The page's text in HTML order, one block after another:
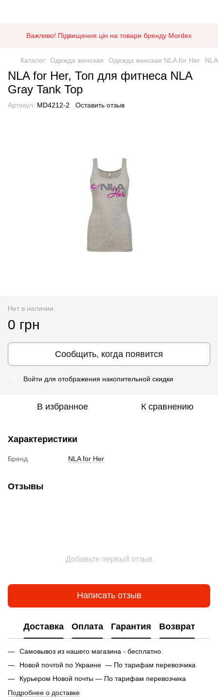
Важливо! Підвищення цін на товари бренду Mordex
Каталог Одежда женская Одежда женская NLA for Her
NLA for Her, Топ для фитнеса NLA
Gray Tank Top
Артикул: MD4212-2 Оставить отзыв
Нет в наличии
0 грн
Сообщить, когда появится
Войти для отображения накопительной скидки
В избранное К сравнению
Характеристики
Бренд NLA for Her
Отзывы
Добавьте первый отзыв
Написать отзыв
Доставка Оплата Гарантия Возврат
Самовывоз из нашего магазина - бесплатно.
Новой почтой по Украине — По тарифам перевозчика
Курьером Новой почты — По тарифам перевозчика
Подробнее о доставке